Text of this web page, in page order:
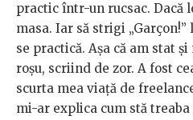
practic într-un rucsac. Dacă
masa. Iar să strigi
se practică. Așa că am stat
roșu, scriind de zor. A fost
scurta mea viață de
mi-ar explica cum stă